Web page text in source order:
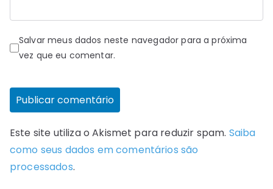
Salvar meus dados neste navegador para a próxima
vez que eu comentar.
Este site utiliza o Akismet para reduzir spam. Saiba
como seus dados em comentários são
processados.